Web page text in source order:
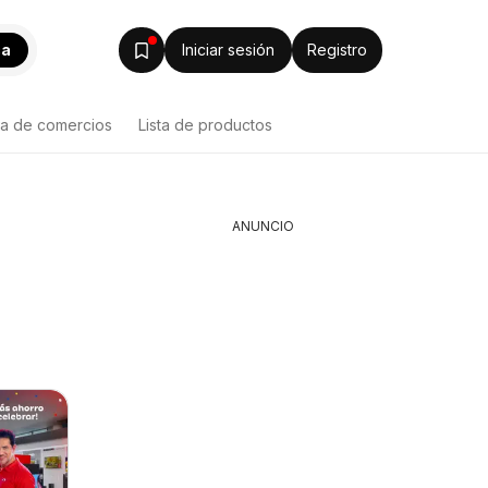
Iniciar sesión Registro
de comercios Lista de productos
ANUNCIO